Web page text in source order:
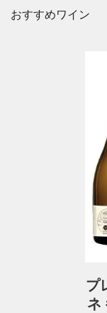
おすすめワイン
プ
ネ